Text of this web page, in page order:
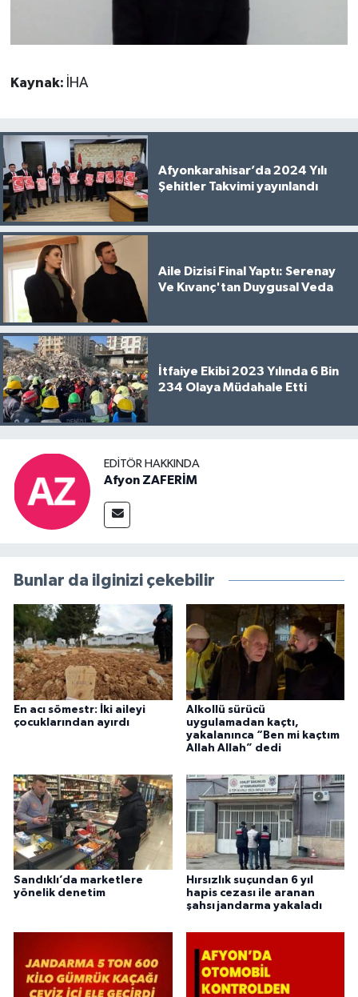
Kaynak: İHA
Afyonkarahisar’da 2024 Yılı
Şehitler Takvimi yayınlandı
Aile Dizisi Final Yaptı: Serenay
Ve Kıvanç'tan Duygusal Veda
İtfaiye Ekibi 2023 Yılında 6 Bin
234 Olaya Müdahale Etti
EDITÖR HAKKINDA
Afyon ZAFERİM
Bunlar da ilginizi çekebilir
En acı sömestr: İki aileyi
çocuklarından ayırdı
Alkollü sürücü
uygulamadan kaçtı,
yakalanınca “Ben mi kaçtım
Allah Allah” dedi
Sandıklı’da marketlere
yönelik denetim
Hırsızlık suçundan 6 yıl
hapis cezası ile aranan
şahsı jandarma yakaladı